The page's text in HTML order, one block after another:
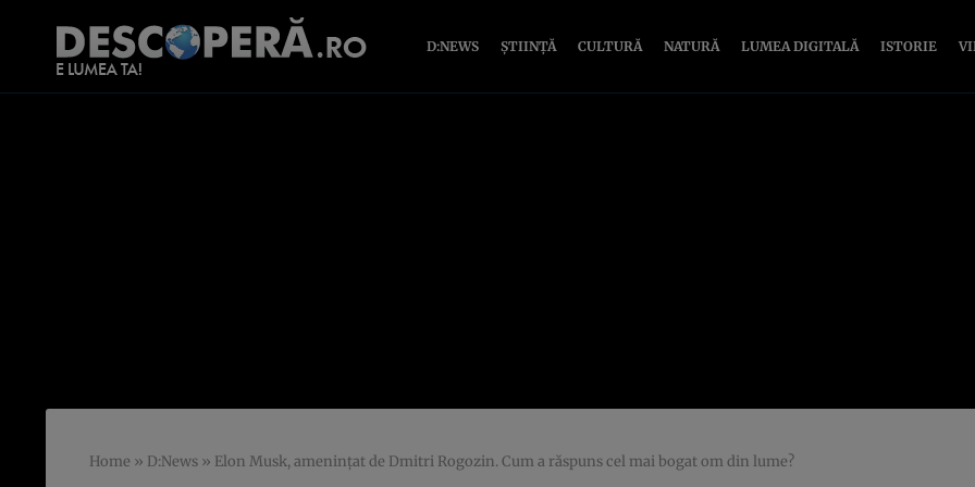
D:NEWS ȘTIINȚĂ CULTURĂ NATURĂ LUMEA DIGITALĂ ISTORIE
Home » D:News » Elon Musk, amenințat de Dmitri Rogozin. Cum a răspuns cel mai bogat om din lume?